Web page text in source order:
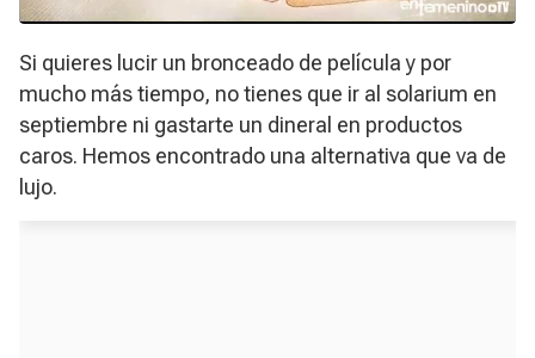
Si quieres lucir un bronceado de película y por
mucho más tiempo, no tienes que ir al solarium en
septiembre ni gastarte un dineral en productos
caros. Hemos encontrado una alternativa que va de
lujo.